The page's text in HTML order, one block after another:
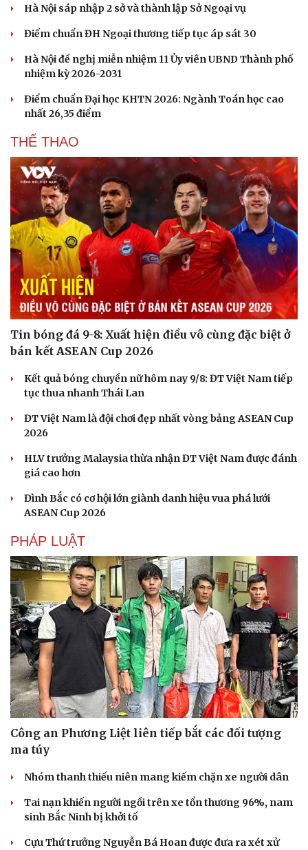
Cây thuốc
Sản phụ khoa
Nam khoa
Làm đẹp - giảm cân
Ăn sạch sống khỏe
Blog
Tình yêu - Gia đình
Hà Nội sáp nhập 2 sở và thành lập Sở Ngoại vụ
Điểm chuẩn ĐH Ngoại thương tiếp tục áp sát 30
Hà Nội đề nghị miễn nhiệm 11 Ủy viên UBND Thành phố
nhiệm kỳ 2026-2031
Điểm chuẩn Đại học KHTN 2026: Ngành Toán học cao
nhất 26,35 điểm
THỂ THAO
Tin bóng đá 9-8: Xuất hiện điều vô cùng đặc biệt ở
bán kết ASEAN Cup 2026
Kết quả bóng chuyền nữ hôm nay 9/8: ĐT Việt Nam tiếp
tục thua nhanh Thái Lan
ĐT Việt Nam là đội chơi đẹp nhất vòng bảng ASEAN Cup
2026
HLV trưởng Malaysia thừa nhận ĐT Việt Nam được đánh
giá cao hơn
Đình Bắc có cơ hội lớn giành danh hiệu vua phá lưới
ASEAN Cup 2026
PHÁP LUẬT
Công an Phương Liệt liên tiếp bắt các đối tượng
ma túy
Nhóm thanh thiếu niên mang kiếm chặn xe người dân
Tai nạn khiến người ngồi trên xe tổn thương 96%, nam
sinh Bắc Ninh bị khởi tố
Cựu Thứ trưởng Nguyễn Bá Hoan được đưa ra xét xử